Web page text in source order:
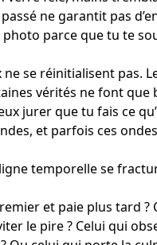
ne garantit pas
parce que tu te
se réinitialisent pas.
vérités ne font que
jurer que tu fais ce
et parfois ces
temporelle se
et paie plus tard
le pire ? Celui qui